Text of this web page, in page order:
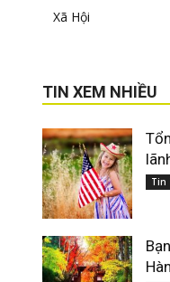
Xã Hội
TIN XEM NHIỀU
Tin